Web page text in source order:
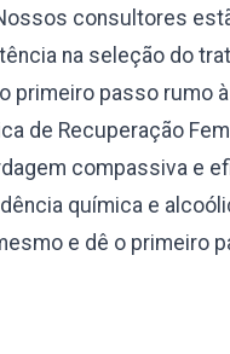
consultores
na seleção do
primeiro passo rumo
de Recuperação
compassiva e
química e
e dê o primeiro